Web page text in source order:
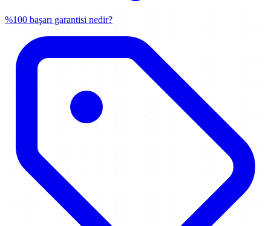
%100 başarı garantisi nedir?